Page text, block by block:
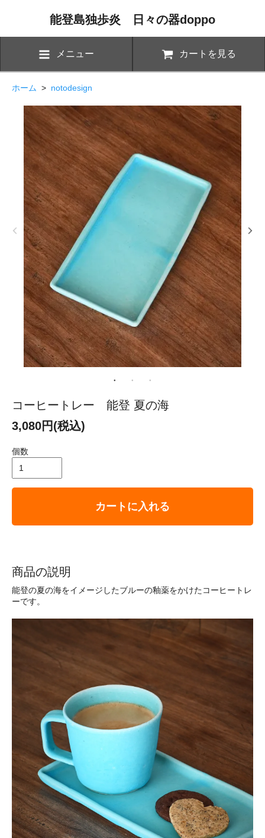
能登島独歩炎 日々の器doppo
メニュー カートを見る
ホーム > notodesign
コーヒートレー 能登 夏の海
3,080円(税込)
個数
カートに入れる
商品の説明
能登の夏の海をイメージしたブルーの釉薬をかけたコーヒートレ
ーです。